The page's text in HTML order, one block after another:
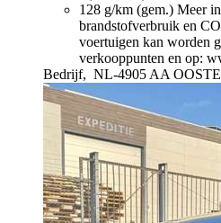
128 g/km (gem.) Meer
brandstofverbruik en
voertuigen kan worden
verkooppunten en op:
Bedrijf, NL-4905 AA